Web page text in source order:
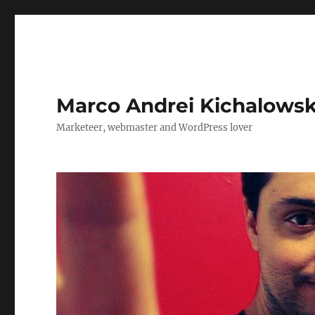
Marco Andrei
Marketeer, webmaster and WordPress lover